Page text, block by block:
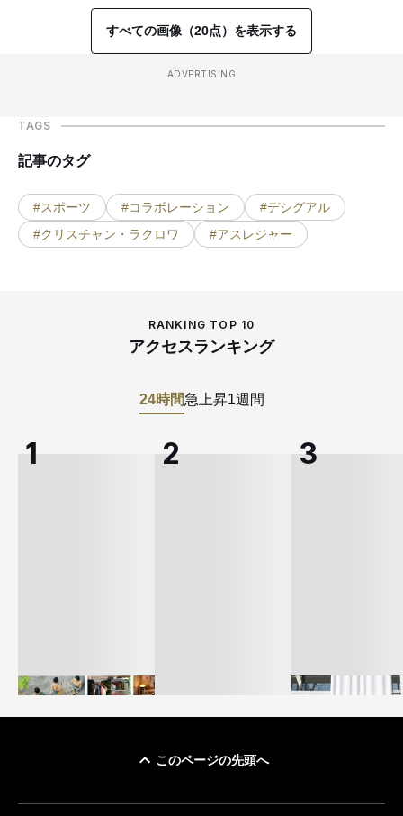
すべての画像（20点）を表示する
ADVERTISING
TAGS
記事のタグ
#スポーツ #コラボレーション
#デシグアル
#クリスチャン・ラクロワ
#アスレジャー
RANKING TOP 10
アクセスランキング
24時間急上昇1週間
このページの先頭へ